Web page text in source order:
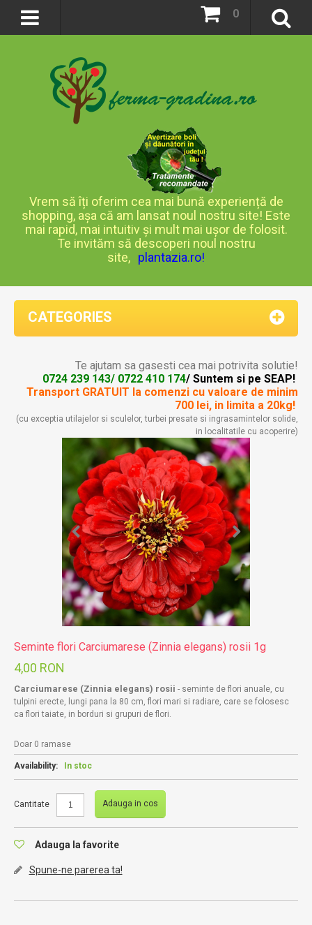
0
Vrem să îți oferim cea mai bună experiență de
shopping, așa că am lansat noul nostru site! Este
mai rapid, mai intuitiv și mult mai ușor de folosit.
Te invităm să descoperi noul nostru
site, plantazia.ro!
CATEGORIES
Te ajutam sa gasesti cea mai potrivita solutie!
0724 239 143/ 0722 410 174/ Suntem si pe SEAP!
Transport GRATUIT la comenzi cu valoare de minim
700 lei, in limita a 20kg!
(cu exceptia utilajelor si sculelor, turbei presate si ingrasamintelor solide,
in localitatile cu acoperire)
Seminte flori Carciumarese (Zinnia elegans) rosii 1g
4,00 RON
Carciumarese (Zinnia elegans) rosii - seminte de flori anuale, cu
tulpini erecte, lungi pana la 80 cm, flori mari si radiare, care se folosesc
ca flori taiate, in borduri si grupuri de flori.
Doar 0 ramase
Availability: In stoc
Cantitate Adauga in cos
Adauga la favorite
Spune-ne parerea ta!